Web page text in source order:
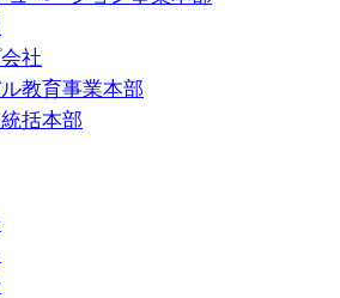
社
教育事業本部
括本部